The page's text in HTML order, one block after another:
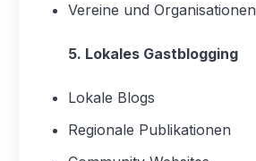
Vereine und Organisationen
5. Lokales Gastblogging
Lokale Blogs
Regionale Publikationen